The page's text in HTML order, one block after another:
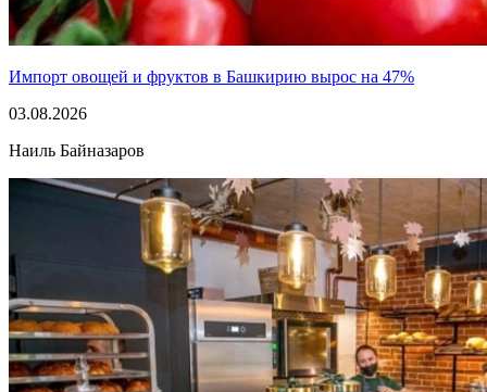
Импорт овощей и фруктов в Башкирию вырос на 47%
03.08.2026
Наиль Байназаров